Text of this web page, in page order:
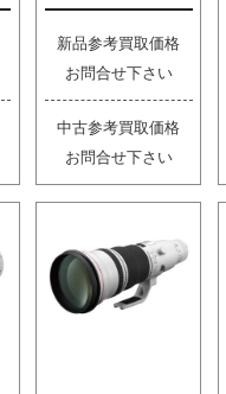
新品参考買取価格
お問合せ下さい
中古参考買取価格
お問合せ下さい